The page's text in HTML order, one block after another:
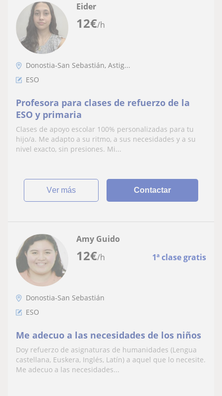
12€/h
Eider
Donostia-San Sebastián, Astig...
ESO
Profesora para clases de refuerzo de la
ESO y primaria
Clases de apoyo escolar 100% personalizadas para tu
hijo/a. Me adapto a su ritmo, a sus necesidades y a su
nivel exacto, sin presiones. Mi...
ver más Contactar
12€/h 1ª clase gratis
Amy Guido
Donostia-San Sebastián
ESO
Me adecuo a las necesidades de los niños
Doy refuerzo de asignaturas de humanidades (Lengua
castellana, Euskera, Inglés, Latín) a aquel que lo necesite.
Me adecuo a las necesidades...